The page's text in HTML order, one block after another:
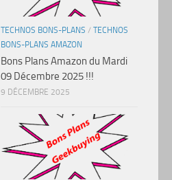
TECHNOS BONS-PLANS / TECHNOS
BONS-PLANS AMAZON
Bons Plans Amazon du Mardi
09 Décembre 2025 !!!
9 DÉCEMBRE 2025